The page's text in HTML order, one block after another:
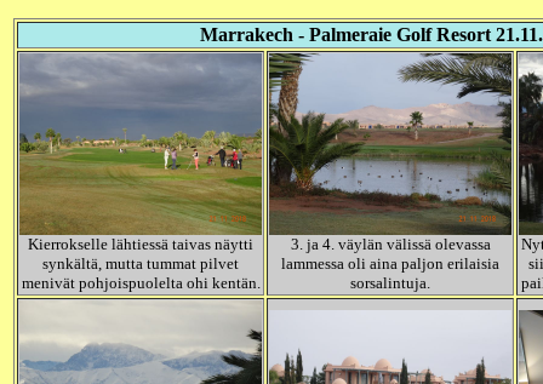
Marrakech - Palmeraie Golf Resort
Kierrokselle lähtiessä taivas näytti
synkältä, mutta tummat pilvet
menivät pohjoispuolelta ohi kentän.
3. ja 4. väylän välissä olevassa
lammessa oli aina paljon erilaisia
sorsalintuja.